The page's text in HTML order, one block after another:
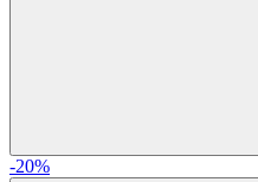
-20%